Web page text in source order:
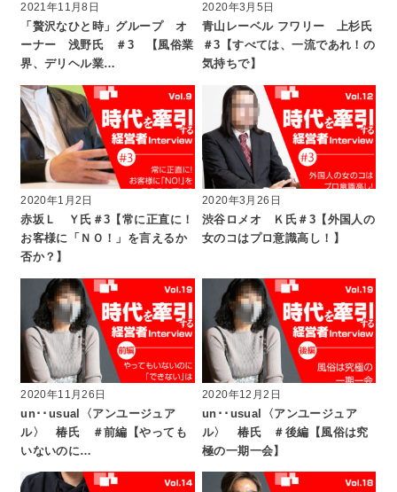
2021年11月8日
「贅沢なひと時」グループ オ
ーナー 浅野氏 ＃3 【風俗業
界、デリヘル業…
2020年3月5日
青山レーベル フワリー 上杉氏
＃3【すべては、一流であれ！の
気持ちで】
2020年1月2日
赤坂Ｌ Ｙ氏＃3【常に正直に！
お客様に「ＮＯ！」を言えるか
否か？】
2020年3月26日
渋谷ロメオ Ｋ氏＃3【外国人の
女のコはプロ意識高し！】
2020年11月26日
un･･usual〈アンユージュア
ル〉 椿氏 ＃前編【やっても
いないのに…
2020年12月2日
un･･usual〈アンユージュア
ル〉 椿氏 ＃後編【風俗は究
極の一期一会】